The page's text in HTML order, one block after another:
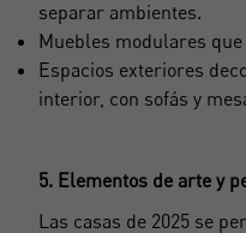
separar ambientes.
Muebles modulares
Espacios exteriores
interior, con sofás y
5. Elementos de arte y
Las casas de 2025 se